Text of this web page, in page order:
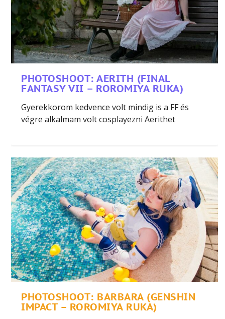
PHOTOSHOOT: AERITH (FINAL
FANTASY VII – ROROMIYA RUKA)
Gyerekkorom kedvence volt mindig is a FF és
végre alkalmam volt cosplayezni Aerithet
PHOTOSHOOT: BARBARA (GENSHIN
IMPACT – ROROMIYA RUKA)